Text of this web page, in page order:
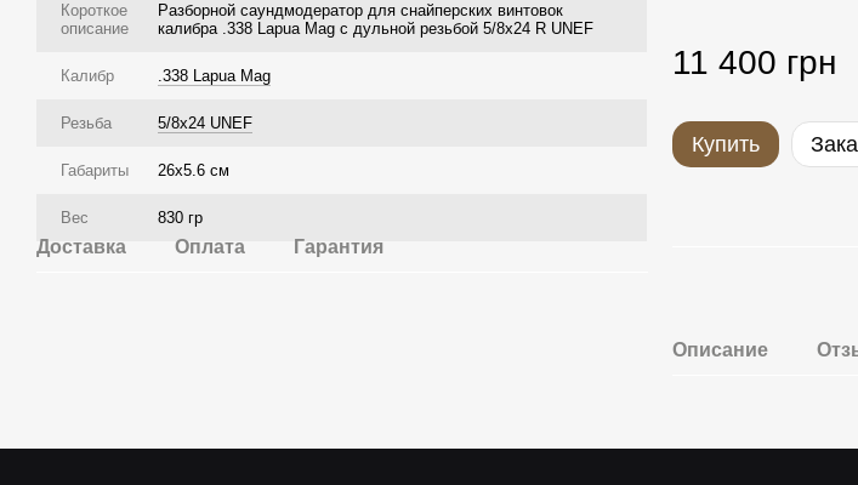
Короткое
описание
Разборной саундмодератор для снайперских винтовок
калибра .338 Lapua Mag с дульной резьбой 5/8x24 R UNEF
Калибр .338 Lapua Mag
Резьба 5/8x24 UNEF
Габариты 26х5.6 см
Вес 830 гр
Доставка Оплата Гарантия
11 400 грн
Купить
Описание